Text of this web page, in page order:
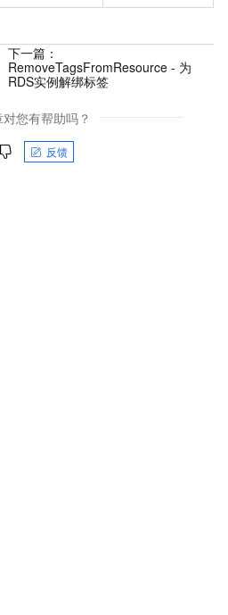
下一篇：
RemoveTagsFromResource - 为
RDS实例解绑标签
您有帮助吗？
反馈